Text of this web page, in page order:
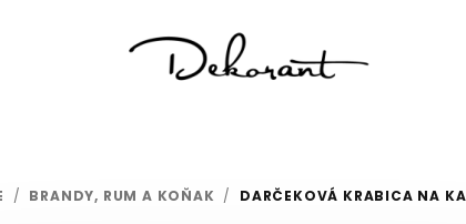
/ BRANDY, RUM A KOŇAK /
DARČEKOVÁ KRABICA NA